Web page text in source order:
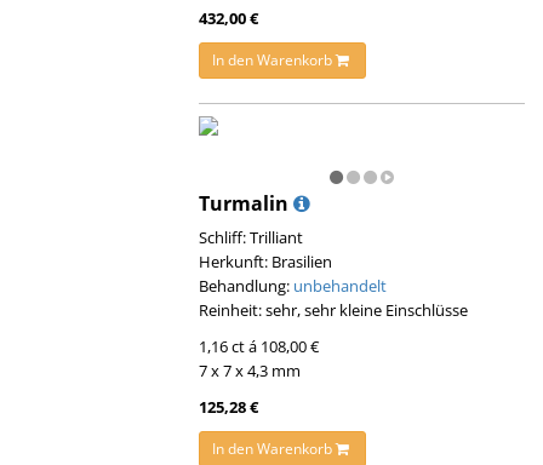
432,00 €
In den Warenkorb
Turmalin
Schliff: Trilliant
Herkunft: Brasilien
Behandlung: unbehandelt
Reinheit: sehr, sehr kleine Einschlüsse
1,16 ct á 108,00 €
7 x 7 x 4,3 mm
125,28 €
In den Warenkorb